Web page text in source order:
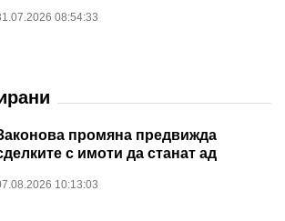
08:54:33
промяна предвижда
с имоти да станат ад
10:13:03